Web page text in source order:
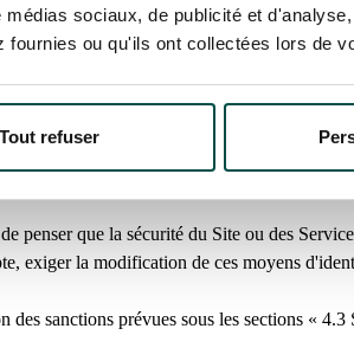
médias sociaux, de publicité et
fournies ou qu'ils ont collectées lors de
Tout refuser
des informations relatives à son profil,
de la confidentialité de ses identifiants
autorisée de son Compte, et de toute
l'adresse mail suivante :evenements@france-
penser que la sécurité du Site ou des
exiger la modification de ces moyens
sanctions prévues sous les sections «